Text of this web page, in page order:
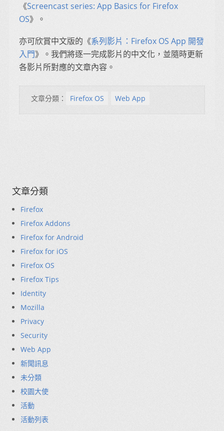
《Screencast series: App Basics for Firefox
OS》。
亦可欣賞中文版的《系列影片：Firefox OS App 開發
入門》。我們將逐一完成影片的中文化，並隨時更新
各影片所對應的文章內容。
文章分類： Firefox OS Web App
文章分類
Firefox
Firefox Addons
Firefox for Android
Firefox for iOS
Firefox OS
Firefox Tips
Identity
Mozilla
Privacy
Security
Web App
新聞訊息
未分類
校園大使
活動
活動列表